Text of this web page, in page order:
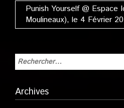
Punish Yourself @ Espace
Moulineaux), le 4 Février
Archives